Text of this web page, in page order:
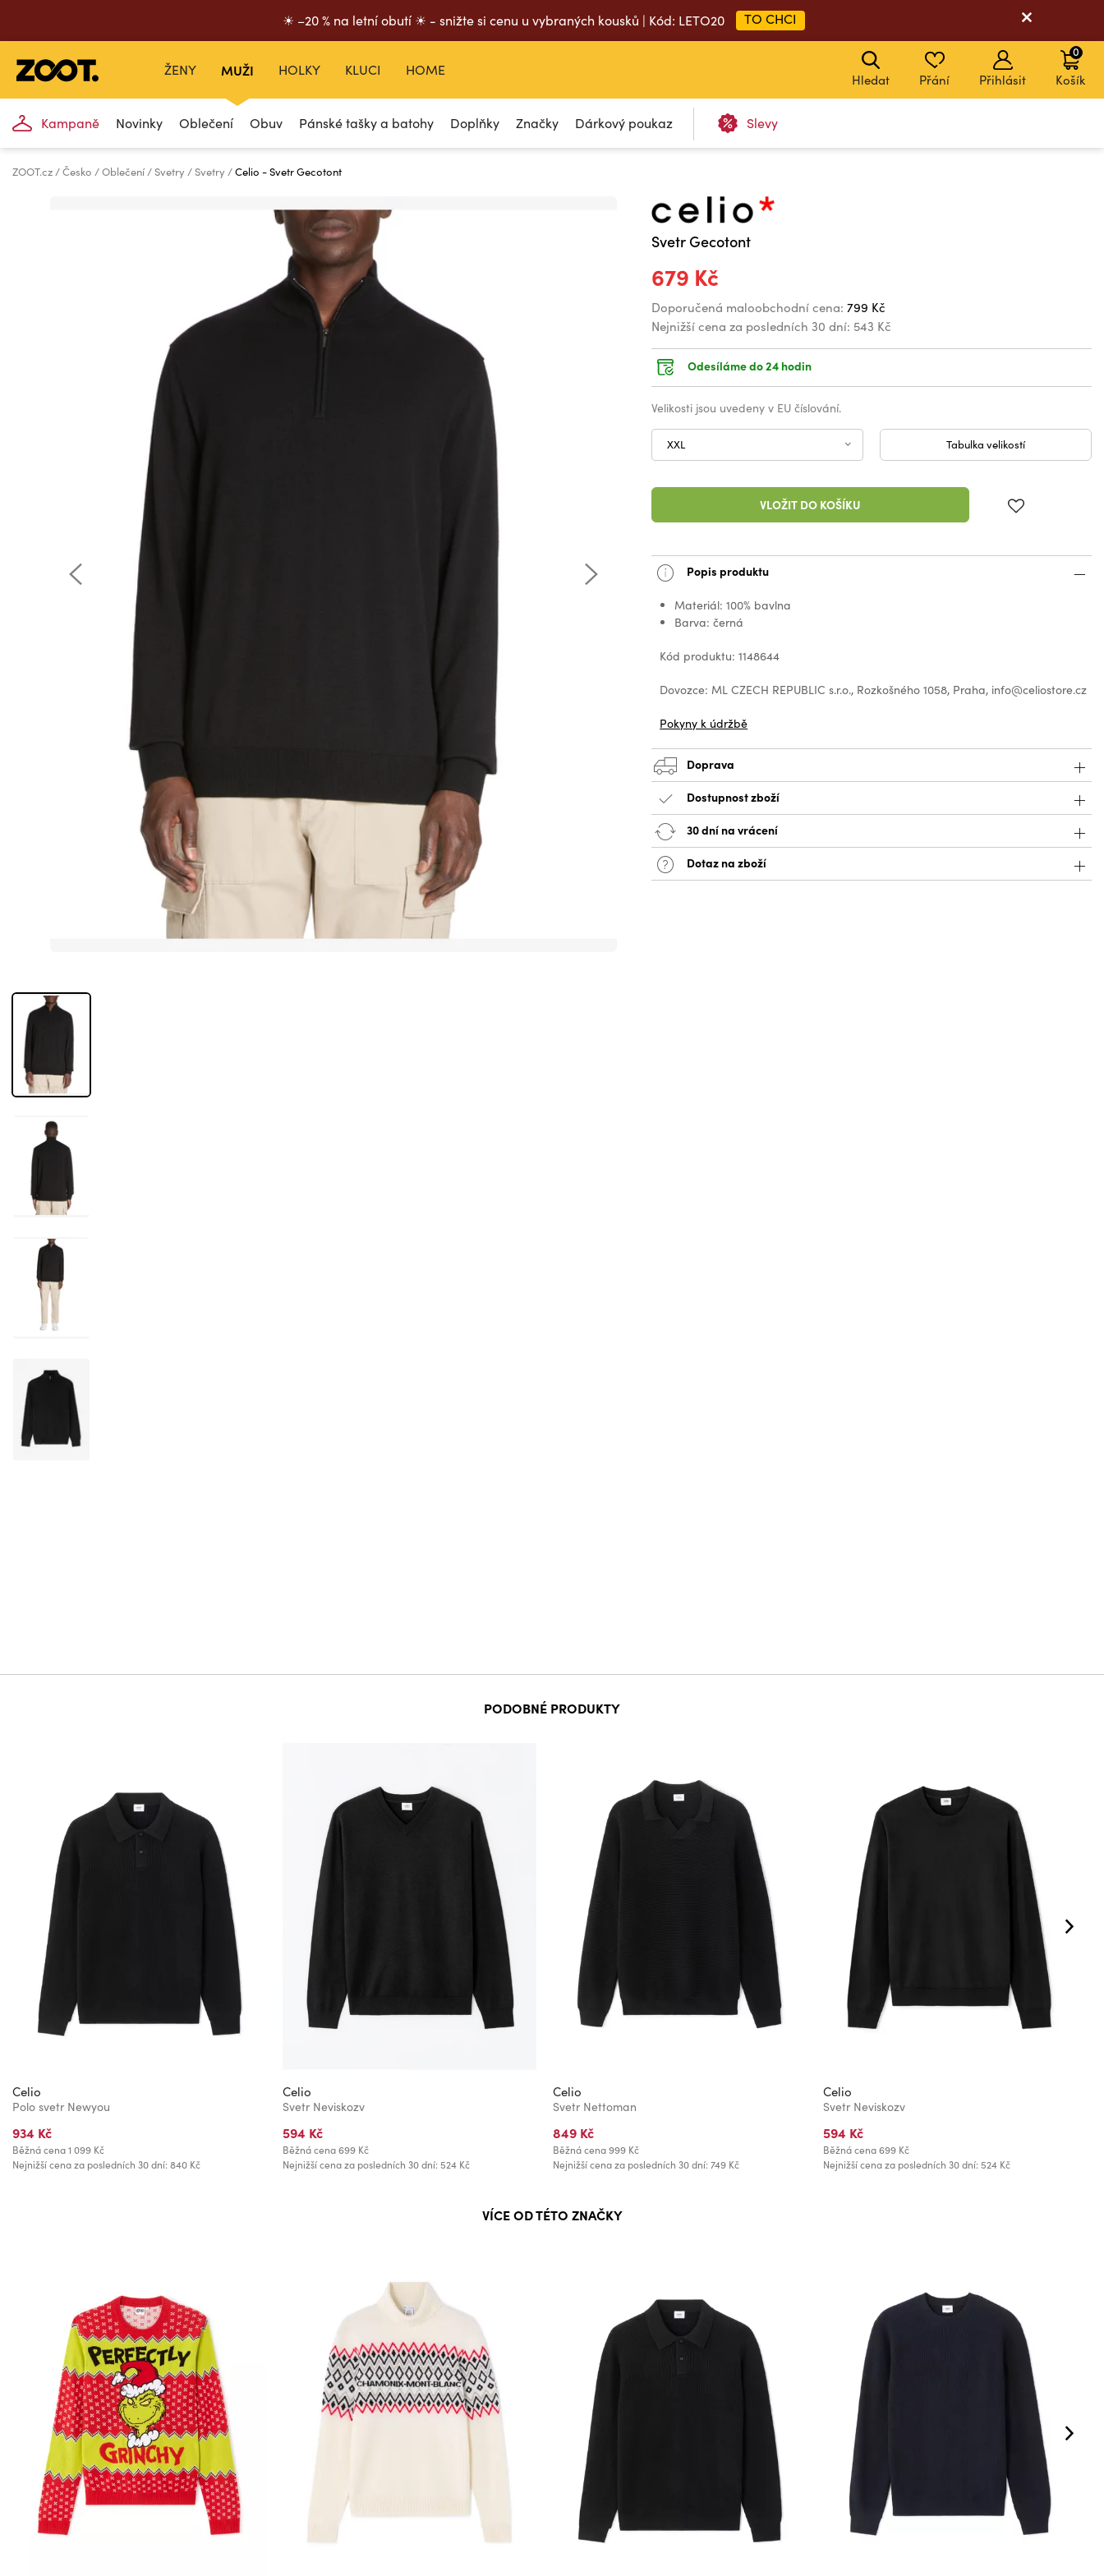
☀ –20 % na letní obutí ☀ - snižte si cenu u vybraných kousků | Kód: LETO20 TO CHCI
ŽENY MUŽI
Kampaně Novinky Oblečení Obuv Pánské tašky a batohy Doplňky Značky Dárkový poukaz Slevy
HOLKY KLUCI HOME
Hledat Přání Přihlásit Košík
0
ZOOT.cz Česko Oblečení Svetry Svetry Celio - Svetr Gecotont
Svetr Gecotont
679 Kč
Doporučená maloobchodní cena: 799 Kč
Nejnižší cena za posledních 30 dní: 543 Kč
Odesíláme do 24 hodin
Velikosti jsou uvedeny v EU číslování.
XXL Tabulka velikostí
VLOŽIT DO KOŠÍKU
Popis produktu
Materiál: 100% bavlna
Barva: černá
Kód produktu: 1148644
Dovozce: ML CZECH REPUBLIC s.r.o., Rozkošného 1058, Praha, info@celiostore.cz
Pokyny k údržbě
Doprava
Dostupnost zboží
30 dní na vrácení
Dotaz na zboží
PODOBNÉ PRODUKTY
Celio
Polo svetr Newyou
934 Kč
Běžná cena1 099 Kč
Nejnižší cena za posledních 30 dní: 840 Kč
Celio
Svetr Neviskozv
594 Kč
Běžná cena699 Kč
Nejnižší cena za posledních 30 dní: 524 Kč
Celio
Svetr Nettoman
849 Kč
Běžná cena999 Kč
Nejnižší cena za posledních 30 dní: 749 Kč
Celio
Svetr Neviskozv
594 Kč
Běžná cena699 Kč
Nejnižší cena za posledních 30 dní: 524 Kč
VÍCE OD TÉTO ZNAČKY